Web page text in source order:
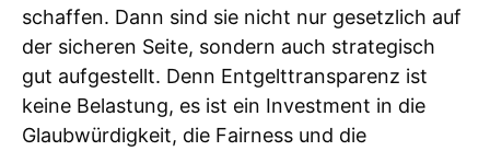
schaffen. Dann sind sie nicht nur gesetzlich auf
der sicheren Seite, sondern auch strategisch
gut aufgestellt. Denn Entgelttransparenz ist
keine Belastung, es ist ein Investment in die
Glaubwürdigkeit, die Fairness und die